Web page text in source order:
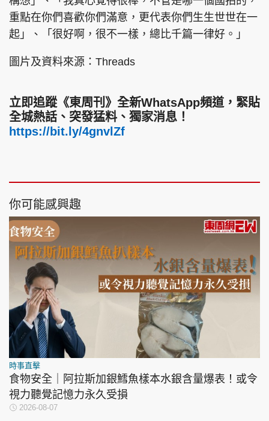
重點在你們喜歡你們滿意，更代表你們生生世世在一
起」、「很好啊，很不一樣，總比千篇一律好。」
圖片及資料來源：Threads
立即追蹤《東周刊》全新WhatsApp頻道，緊貼
全城熱話、突發猛料、獨家消息！
https://bit.ly/4gnvlZf
你可能感興趣
時事直擊
食物安全｜阿拉斯加銀鱈魚樣本水銀含量爆表！或令
視力聽覺記憶力永久受損
2026-08-07